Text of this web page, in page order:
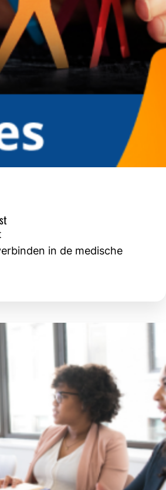
in de medische